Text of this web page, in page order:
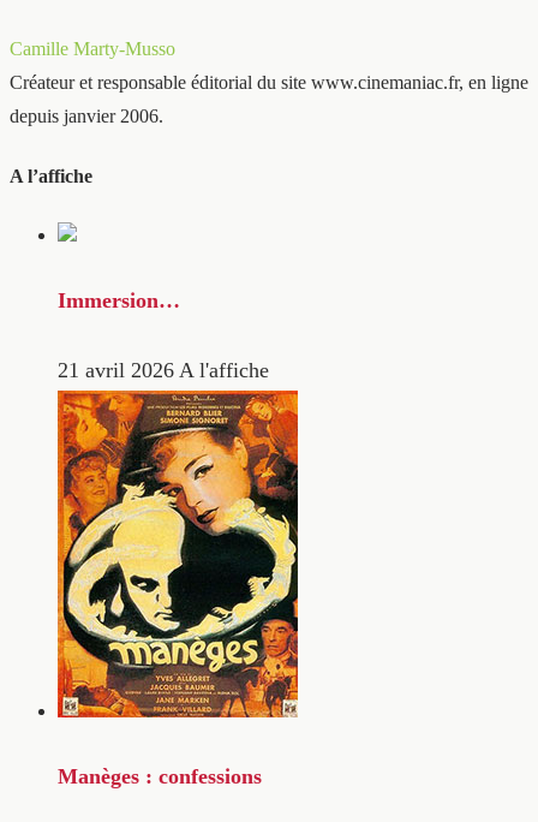
Camille Marty-Musso
Créateur et responsable éditorial du site www.cinemaniac.fr, en ligne
depuis janvier 2006.
A l’affiche
Immersion…
21 avril 2026 A l'affiche
Manèges : confessions